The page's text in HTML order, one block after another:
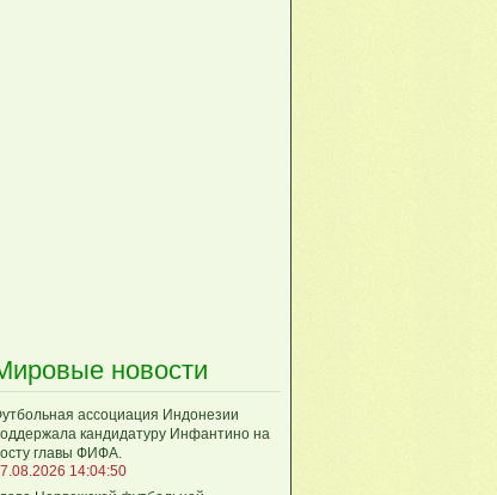
новости
ассоциация Индонезии
кандидатуру Инфантино на
главы ФИФА.
14:04:50